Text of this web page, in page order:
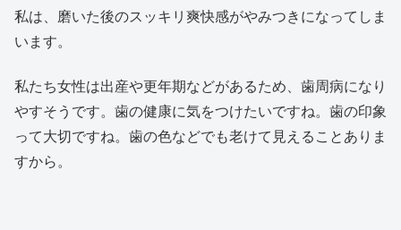
私は、磨いた後のスッキリ爽快感がやみつきになってしま
います。
私たち女性は出産や更年期などがあるため、歯周病になり
やすそうです。歯の健康に気をつけたいですね。歯の印象
って大切ですね。歯の色などでも老けて見えることありま
すから。